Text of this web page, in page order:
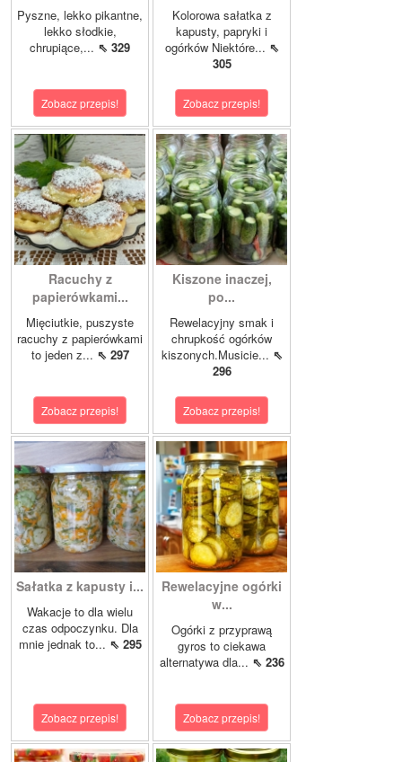
Pyszne, lekko pikantne,
lekko słodkie,
chrupiące,... ⇖ 329
Zobacz przepis!
Kolorowa sałatka z
kapusty, papryki i
ogórków Niektóre... ⇖
305
Zobacz przepis!
Racuchy z
papierówkami...
Mięciutkie, puszyste
racuchy z papierówkami
to jeden z... ⇖ 297
Zobacz przepis!
Kiszone inaczej,
po...
Rewelacyjny smak i
chrupkość ogórków
kiszonych.Musicie... ⇖
296
Zobacz przepis!
Sałatka z kapusty i...
Wakacje to dla wielu
czas odpoczynku. Dla
mnie jednak to... ⇖ 295
Zobacz przepis!
Rewelacyjne ogórki
w...
Ogórki z przyprawą
gyros to ciekawa
alternatywa dla... ⇖ 236
Zobacz przepis!